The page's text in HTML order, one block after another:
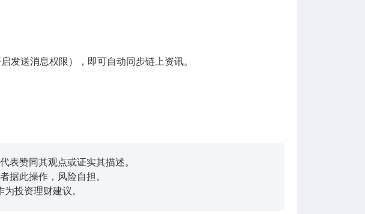
送消息权限），即可自动同步链上资讯。
表赞同其观点或证实其描述。
据此操作，风险自担。
投资理财建议。